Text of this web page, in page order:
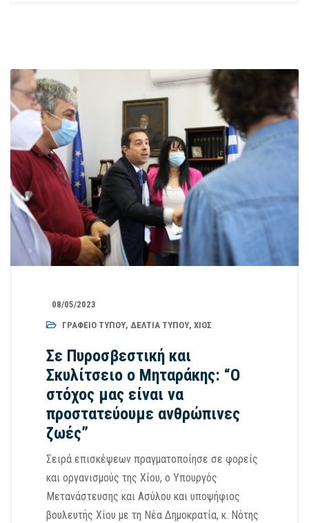
08/05/2023
ΓΡΑΦΕΊΟ ΤΎΠΟΥ, ΔΕΛΤΊΑ ΤΎΠΟΥ, ΧΊΟΣ
Σε Πυροσβεστική και
Σκυλίτσειο ο Μηταράκης: “Ο
στόχος μας είναι να
προστατεύουμε ανθρώπινες
ζωές”
Σειρά επισκέψεων πραγματοποίησε σε φορείς
και οργανισμούς της Χίου, ο Υπουργός
Μετανάστευσης και Ασύλου και υποψήφιος
βουλευτής Χίου με τη Νέα Δημοκρατία, κ. Νότης